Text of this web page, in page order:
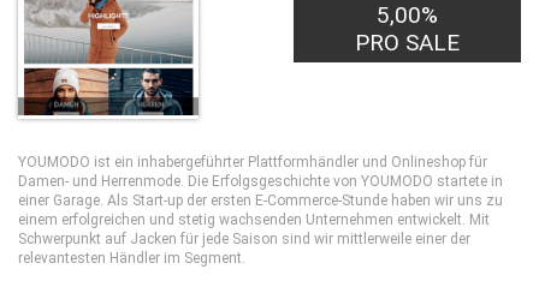
5,00%
PRO SALE
YOUMODO ist ein inhabergeführter Plattformhändler und Onlineshop für
Damen- und Herrenmode. Die Erfolgsgeschichte von YOUMODO startete in
einer Garage. Als Start-up der ersten E-Commerce-Stunde haben wir uns zu
einem erfolgreichen und stetig wachsenden Unternehmen entwickelt. Mit
Schwerpunkt auf Jacken für jede Saison sind wir mittlerweile einer der
relevantesten Händler im Segment.